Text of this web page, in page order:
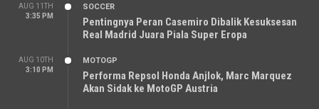
AUG 11TH
3:35 PM
SOCCER
Pentingnya Peran Casemiro Dibalik Kesuksesan
Real Madrid Juara Piala Super Eropa
AUG 10TH
3:10 PM
MOTOGP
Performa Repsol Honda Anjlok, Marc Marquez
Akan Sidak ke MotoGP Austria